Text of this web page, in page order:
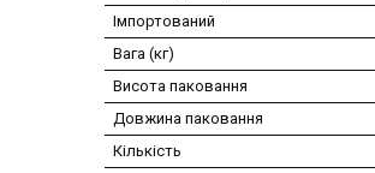
Імпортований
Вага (кг)
Висота паковання
Довжина паковання
Кількість